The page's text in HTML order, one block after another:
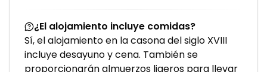
¿El alojamiento incluye comidas?
Sí, el alojamiento en la casona del siglo XVIII
incluye desayuno y cena. También se
proporcionarán almuerzos ligeros para llevar